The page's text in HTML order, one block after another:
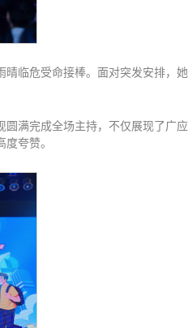
临危受命接棒。面对突发安排，
满完成全场主持，不仅展现了广
夸赞。